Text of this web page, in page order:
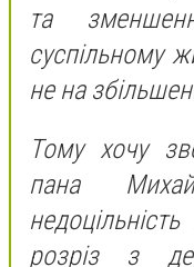
та
суспільному
не на
Тому хочу
пана
розріз з